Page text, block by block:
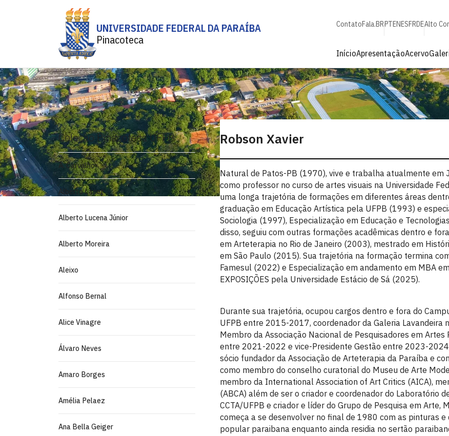
UNIVERSIDADE FEDERAL DA PARAÍBA
Pinacoteca
ContatoFala.BRPTENESFRDEAlto
InícioApresentaçãoAcervo
Coleção Pinacoteca UFPB
A. Carvalho
Alberto Lacet
Alberto Lucena Júnior
Alberto Moreira
Aleixo
Alfonso Bernal
Alice Vinagre
Álvaro Neves
Amaro Borges
Amélia Pelaez
Ana Bella Geiger
Robson Xavier
Natural de Patos-PB (1970), vive e trabalha atualmente em
como professor no curso de artes visuais na Universidade
uma longa trajetória de formações em diferentes áreas
graduação em Educação Artística pela UFPB (1993) e
Sociologia (1997), Especialização em Educação e
disso, seguiu com outras formações acadêmicas dentro e
em Arteterapia no Rio de Janeiro (2003), mestrado em
em São Paulo (2015). Sua trajetória na formação termina
Famesul (2022) e Especialização em andamento em MBA em
EXPOSIÇÕES pela Universidade Estácio de Sá (2025).
Durante sua trajetória, ocupou cargos dentro e fora do
UFPB entre 2015-2017, coordenador da Galeria Lavandeira
Membro da Associação Nacional de Pesquisadores em
entre 2021-2022 e vice-Presidente Gestão entre 2023-
sócio fundador da Associação de Arteterapia da Paraíba e
como membro do conselho curatorial do Museu de Arte
membro da International Association of Art Critics (AICA),
(ABCA) além de ser o criador e coordenador do Laboratório
CCTA/UFPB e criador e líder do Grupo de Pesquisa em
começa a se desenvolver no final de 1980 com as pinturas
popular paraibana enquanto ainda residia no sertão